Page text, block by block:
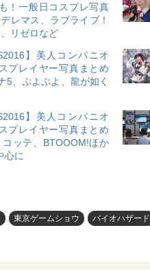
！一般日コスプレ写真
レマス、ラブライブ！
リゼロなど
】美人コンパニオ
プレイヤー写真まとめ
5、ぷよぷよ、龍が如く
】美人コンパニオ
プレイヤー写真まとめ
ッテ、BTOOOM!ほか
心に
東京ゲームショウ バイオハザード